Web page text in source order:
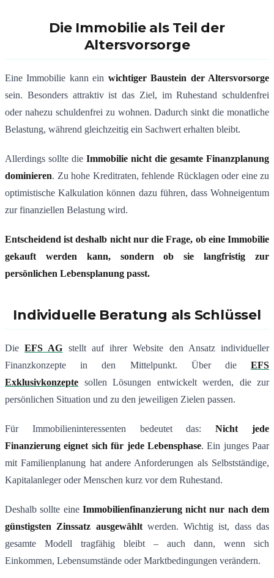
Die Immobilie als Teil der
Altersvorsorge
Eine Immobilie kann ein wichtiger Baustein der Altersvorsorge
sein. Besonders attraktiv ist das Ziel, im Ruhestand schuldenfrei
oder nahezu schuldenfrei zu wohnen. Dadurch sinkt die monatliche
Belastung, während gleichzeitig ein Sachwert erhalten bleibt.
Allerdings sollte die Immobilie nicht die gesamte Finanzplanung
dominieren. Zu hohe Kreditraten, fehlende Rücklagen oder eine zu
optimistische Kalkulation können dazu führen, dass Wohneigentum
zur finanziellen Belastung wird.
Entscheidend ist deshalb nicht nur die Frage, ob eine Immobilie
gekauft werden kann, sondern ob sie langfristig zur
persönlichen Lebensplanung passt.
Individuelle Beratung als Schlüssel
DieEFS AG stellt auf ihrer Website den Ansatz individueller
Finanzkonzepte in den Mittelpunkt. Über die EFS
Exklusivkonzepte sollen Lösungen entwickelt werden, die zur
persönlichen Situation und zu den jeweiligen Zielen passen.
Für Immobilieninteressenten bedeutet das:Nicht jede
Finanzierung eignet sich für jede Lebensphase. Ein junges Paar
mit Familienplanung hat andere Anforderungen als Selbstständige,
Kapitalanleger oder Menschen kurz vor dem Ruhestand.
Deshalb sollte eine Immobilienfinanzierung nicht nur nach dem
günstigsten Zinssatz ausgewähltwerden. Wichtig ist, dass das
gesamte Modell tragfähig bleibt – auch dann, wenn sich
Einkommen, Lebensumstände oder Marktbedingungen verändern.